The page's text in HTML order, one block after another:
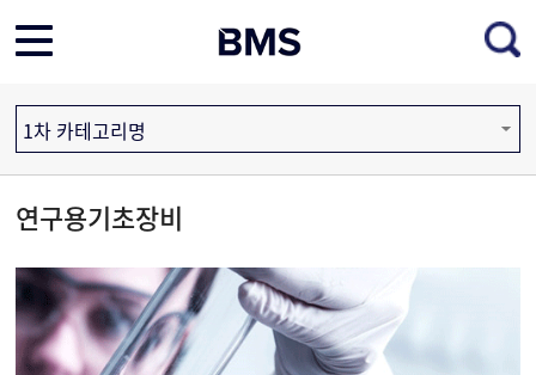
1차 카테고리명
연구용기초장비